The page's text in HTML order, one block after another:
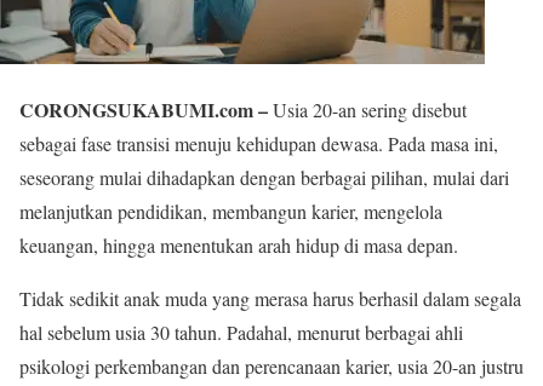
CORONGSUKABUMI.com –Usia 20-an sering disebut
sebagai fase transisi menuju kehidupan dewasa. Pada masa ini,
seseorang mulai dihadapkan dengan berbagai pilihan, mulai dari
melanjutkan pendidikan, membangun karier, mengelola
keuangan, hingga menentukan arah hidup di masa depan.
Tidak sedikit anak muda yang merasa harus berhasil dalam segala
hal sebelum usia 30 tahun. Padahal, menurut berbagai ahli
psikologi perkembangan dan perencanaan karier, usia 20-an justru